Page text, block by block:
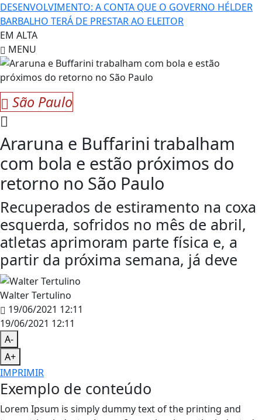
DESENVOLVIMENTO: A CONTA QUE O GOVERNO HÉLDER
BARBALHO TERÁ DE PRESTAR AO ELEITOR
EM ALTA
MENU
São Paulo
Araruna e Buffarini trabalham
com bola e estão próximos do
retorno no São Paulo
Recuperados de estiramento na coxa
esquerda, sofridos no mês de abril,
atletas aprimoram parte física e, a
partir da próxima semana, já deve
Walter Tertulino
19/06/2021 12:11
19/06/2021 12:11
A-
A+
IMPRIMIR
Exemplo de conteúdo
Lorem Ipsum is simply dummy text of the printing and